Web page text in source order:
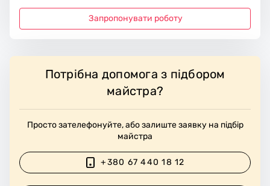
Запропонувати роботу
Потрібна допомога з підбором
майстра?
Просто зателефонуйте, або залиште заявку на підбір
майстра
+380 67 440 18 12